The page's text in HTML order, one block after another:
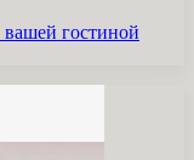
гостиной